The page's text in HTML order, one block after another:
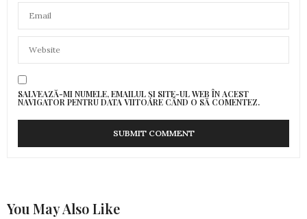
SALVEAZĂ-MI NUMELE, EMAILUL ȘI SITE-UL WEB ÎN ACEST
NAVIGATOR PENTRU DATA VIITOARE CÂND O SĂ COMENTEZ.
You May Also Like